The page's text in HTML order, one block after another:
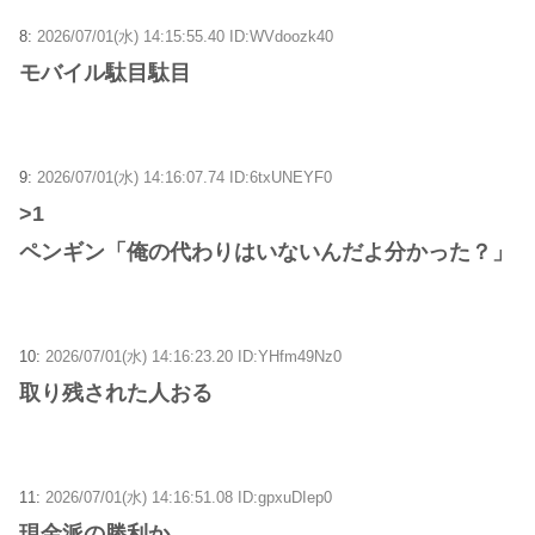
8: 2026/07/01(水) 14:15:55.40 ID:WVdoozk40
モバイル駄目駄目
9: 2026/07/01(水) 14:16:07.74 ID:6txUNEYF0
>1
ペンギン「俺の代わりはいないんだよ分かった？」
10: 2026/07/01(水) 14:16:23.20 ID:YHfm49Nz0
取り残された人おる
11: 2026/07/01(水) 14:16:51.08 ID:gpxuDIep0